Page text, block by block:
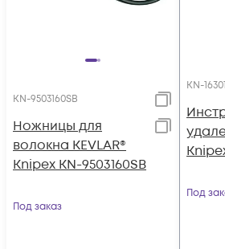
KN-9503160SB
Ножницы для
волокна KEVLAR®
Knipex KN-9503160SB
Под заказ
KN-
Под